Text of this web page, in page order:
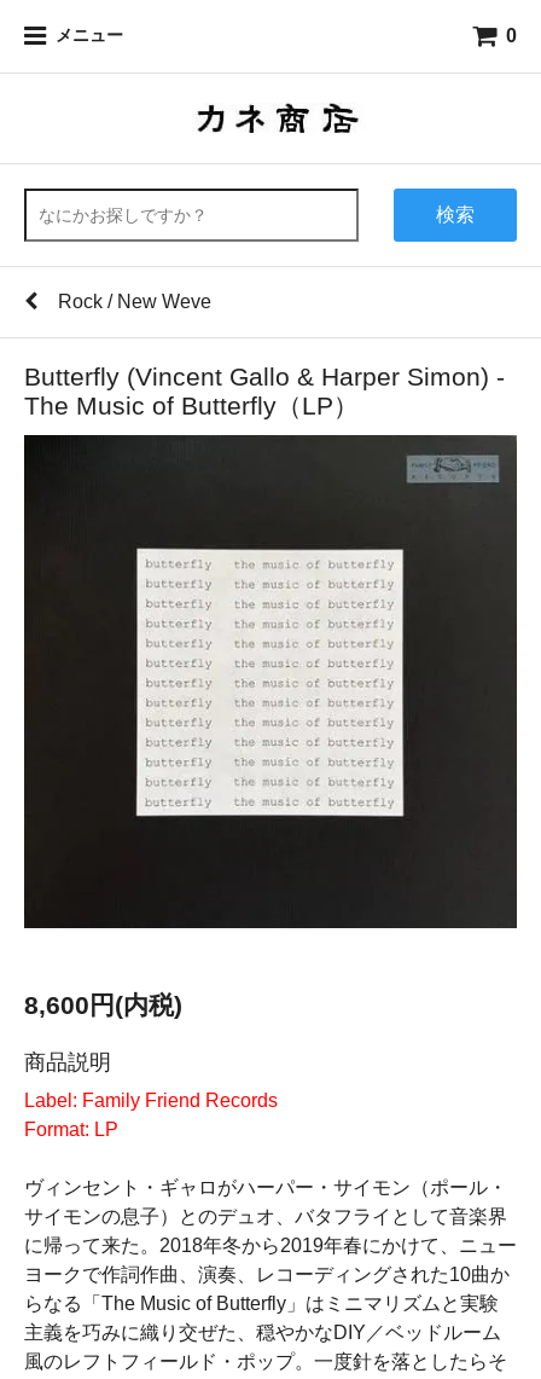
メニュー 0
検索
Rock / New Weve
Butterfly (Vincent Gallo & Harper Simon) -
The Music of Butterfly（LP）
8,600円(内税)
商品説明
Label: Family Friend Records
Format: LP
ヴィンセント・ギャロがハーパー・サイモン（ポール・
サイモンの息子）とのデュオ、バタフライとして音楽界
に帰って来た。2018年冬から2019年春にかけて、ニュー
ヨークで作詞作曲、演奏、レコーディングされた10曲か
らなる「The Music of Butterfly」はミニマリズムと実験
主義を巧みに織り交ぜた、穏やかなDIY／ベッドルーム
風のレフトフィールド・ポップ。一度針を落としたらそ